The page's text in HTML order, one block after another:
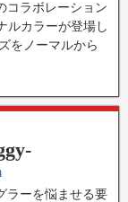
コラボレーション
ルカラーが登場し
をノーマルから
ラーを悩ませる要